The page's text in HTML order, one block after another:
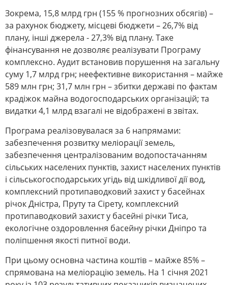
Зокрема, 15,8 млрд грн (155 % прогнозних обсягів) –
за рахунок бюджету, місцеві бюджети – 26,7% від
плану, інші джерела - 27,3% від плану. Таке
фінансування не дозволяє реалізувати Програму
комплексно. Аудит встановив порушення на загальну
суму 1,7 млрд грн; неефективне використання – майже
589 млн грн; 31,7 млн грн – збитки державі по фактам
крадіжок майна водогосподарських організацій; та
видатки 4,1 млрд взагалі не відображені в звітах.
Програма реалізовувалася за 6 напрямами:
забезпечення розвитку меліорації земель,
забезпечення централізованим водопостачанням
сільських населених пунктів, захист населених пунктів
і сільськогосподарських угідь від шкідливої дії вод,
комплексний протипаводковий захист у басейнах
річок Дністра, Пруту та Сірету, комплексний
протипаводковий захист у басейні річки Тиса,
екологічне оздоровлення басейну річки Дніпро та
поліпшення якості питної води.
При цьому основна частина коштів – майже 85% –
спрямована на меліорацію земель. На 1 січня 2021